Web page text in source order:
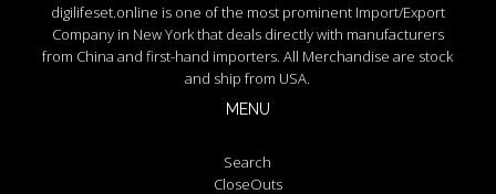
digilifeset.online is one of the most prominent Import/Export
Company in New York that deals directly with manufacturers
from China and first-hand importers. All Merchandise are stock
and ship from USA.
MENU
Search
CloseOuts